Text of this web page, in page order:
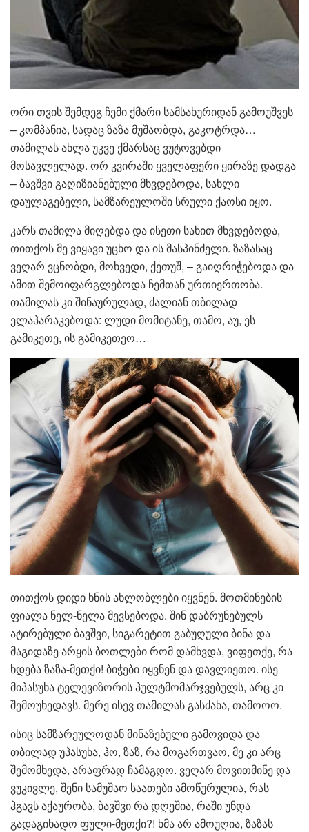
ორი თვის შემდეგ ჩემი ქმარი სამსახურიდან გამოუშვეს
– კომპანია, სადაც ზაზა მუშაობდა, გაკოტრდა…
თამილას ახლა უკვე ქმარსაც ვუტოვებდი
მოსავლელად. ორ კვირაში ყველაფერი ყირაზე დადგა
– ბავშვი გაღიზიანებული მხვდებოდა, სახლი
დაულაგებელი, სამზარეულოში სრული ქაოსი იყო.
კარს თამილა მიღებდა და ისეთი სახით მხვდებოდა,
თითქოს მე ვიყავი უცხო და ის მასპინძელი. ზაზასაც
ვეღარ ვცნობდი, მოხვედი, ქეთუშ, – გაიღრიჭებოდა და
ამით შემოიფარგლებოდა ჩემთან ურთიერთობა.
თამილას კი შინაურულად, ძალიან თბილად
ელაპარაკებოდა: ლუდი მომიტანე, თამო, აუ, ეს
გამიკეთე, ის გამიკეთეო…
თითქოს დიდი ხნის ახლობლები იყვნენ. მოთმინების
ფიალა ნელ-ნელა მევსებოდა. შინ დაბრუნებულს
ატირებული ბავშვი, სიგარეტით გაბუღული ბინა და
მაგიდაზე არყის ბოთლები რომ დამხვდა, ვიფეთქე, რა
ხდება ზაზა-მეთქი! ბიჭები იყვნენ და დავლიეთო. ისე
მიპასუხა ტელევიზორის პულტმომარჯვებულს, არც კი
შემოუხედავს. მერე ისევ თამილას გასძახა, თამოოო.
ისიც სამზარეულოდან მინაზებული გამოვიდა და
თბილად უპასუხა, ჰო, ზაზ, რა მოგართვაო, მე კი არც
შემომხედა, არაფრად ჩამაგდო. ვეღარ მოვითმინე და
ვუკივლე, შენი სამუშაო საათები ამოწურულია, რას
ჰგავს აქაურობა, ბავშვი რა დღეშია, რაში უნდა
გადაგიხადო ფული-მეთქი?! ხმა არ ამოუღია, ზაზას